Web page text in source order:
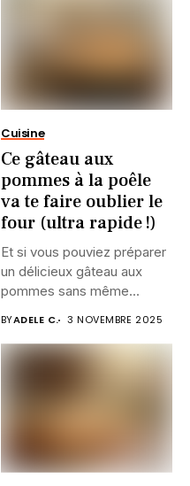
Cuisine
Ce gâteau aux
pommes à la poêle
va te faire oublier le
four (ultra rapide !)
Et si vous pouviez préparer
un délicieux gâteau aux
pommes sans même...
BYADELE C. 3 NOVEMBRE 2025